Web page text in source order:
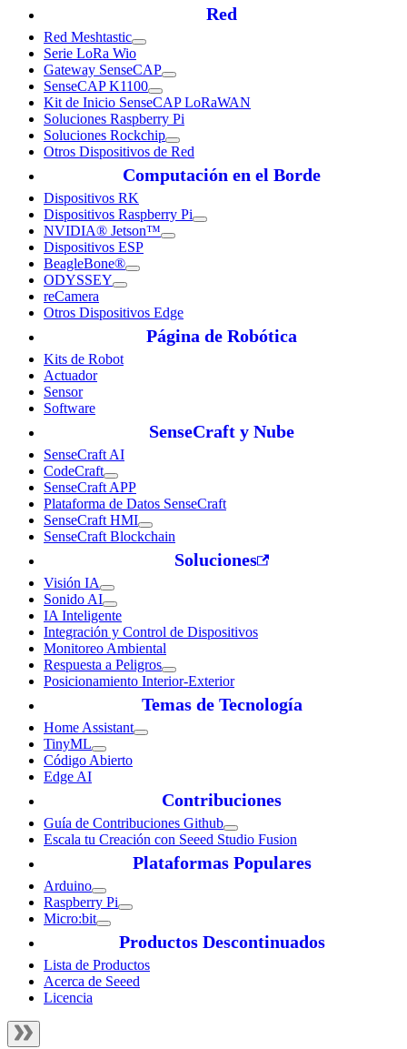
Red
Red Meshtastic
Serie LoRa Wio
Gateway SenseCAP
SenseCAP K1100
Kit de Inicio SenseCAP LoRaWAN
Soluciones Raspberry Pi
Soluciones Rockchip
Otros Dispositivos de Red
Computación en el Borde
Dispositivos RK
Dispositivos Raspberry Pi
NVIDIA® Jetson™
Dispositivos ESP
BeagleBone®
ODYSSEY
reCamera
Otros Dispositivos Edge
Página de Robótica
Kits de Robot
Actuador
Sensor
Software
SenseCraft y Nube
SenseCraft AI
CodeCraft
SenseCraft APP
Plataforma de Datos SenseCraft
SenseCraft HMI
SenseCraft Blockchain
Soluciones
Visión IA
Sonido AI
IA Inteligente
Integración y Control de Dispositivos
Monitoreo Ambiental
Respuesta a Peligros
Posicionamiento Interior-Exterior
Temas de Tecnología
Home Assistant
TinyML
Código Abierto
Edge AI
Contribuciones
Guía de Contribuciones Github
Escala tu Creación con Seeed Studio Fusion
Plataformas Populares
Arduino
Raspberry Pi
Micro:bit
Productos Descontinuados
Lista de Productos
Acerca de Seeed
Licencia